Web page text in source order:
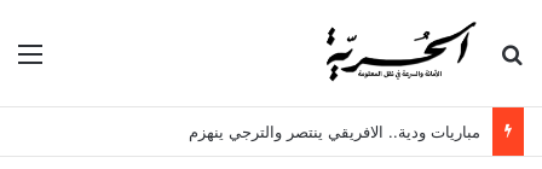
بحث عن
مباريات ودية.. الافريقي ينتصر والترجي ينهزم